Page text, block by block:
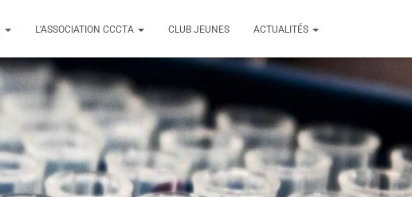
L’ASSOCIATION CCCTA CLUB JEUNES ACTUALITÉS